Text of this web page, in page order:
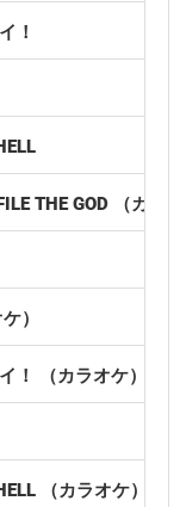
！
THE GOD （カラ
）
！ （カラオケ）
（カラオケ）